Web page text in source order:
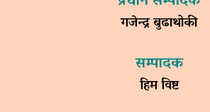
गजेन्द्र बुढाथोकी
सम्पादक
हिम विष्ट